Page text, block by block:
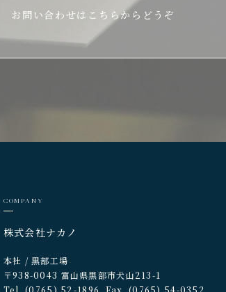
お問い合わせはこちらからどうぞ
COMPANY
株式会社ナカノ
本社 / 黒部工場
〒938-0043 富山県黒部市犬山213-1